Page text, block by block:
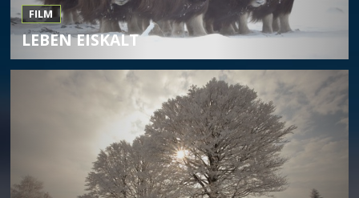
FILM
LEBEN EISKALT